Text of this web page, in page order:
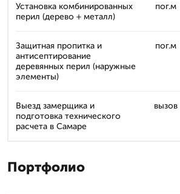
Установка комбинированных
перил (дерево + металл)
пог.м
Защитная пропитка и
антисептирование
деревянных перил (наружные
элементы)
пог.м
Выезд замерщика и
подготовка технического
расчета в Самаре
вызов
Портфолио